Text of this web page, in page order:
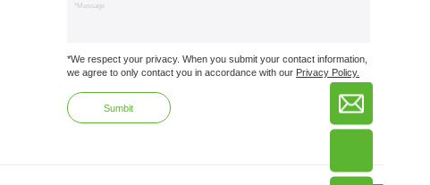
*We respect your privacy. When you submit your contact information,
we agree to only contact you in accordance with our Privacy Policy.